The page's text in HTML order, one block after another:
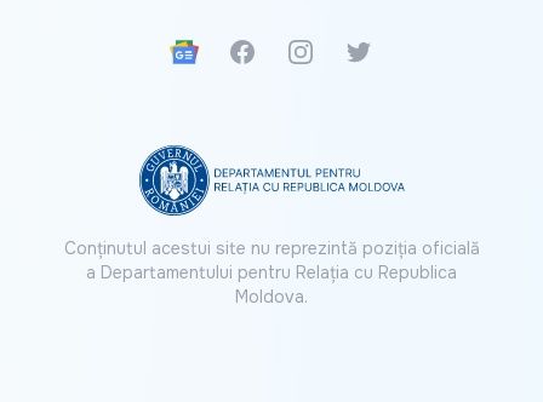
Google News
FacebookInstagramTwitter
Conținutul acestui site nu reprezintă poziția oficială
a Departamentului pentru Relația cu Republica
Moldova.